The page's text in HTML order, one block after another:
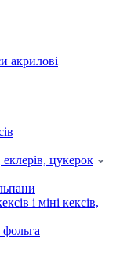
акрилові
цукерок
і міні кексів,